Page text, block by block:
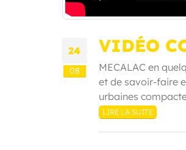
24
08
VIDÉO
MECALAC en
et de savoir-faire
urbaines
LIRE LA SUITE